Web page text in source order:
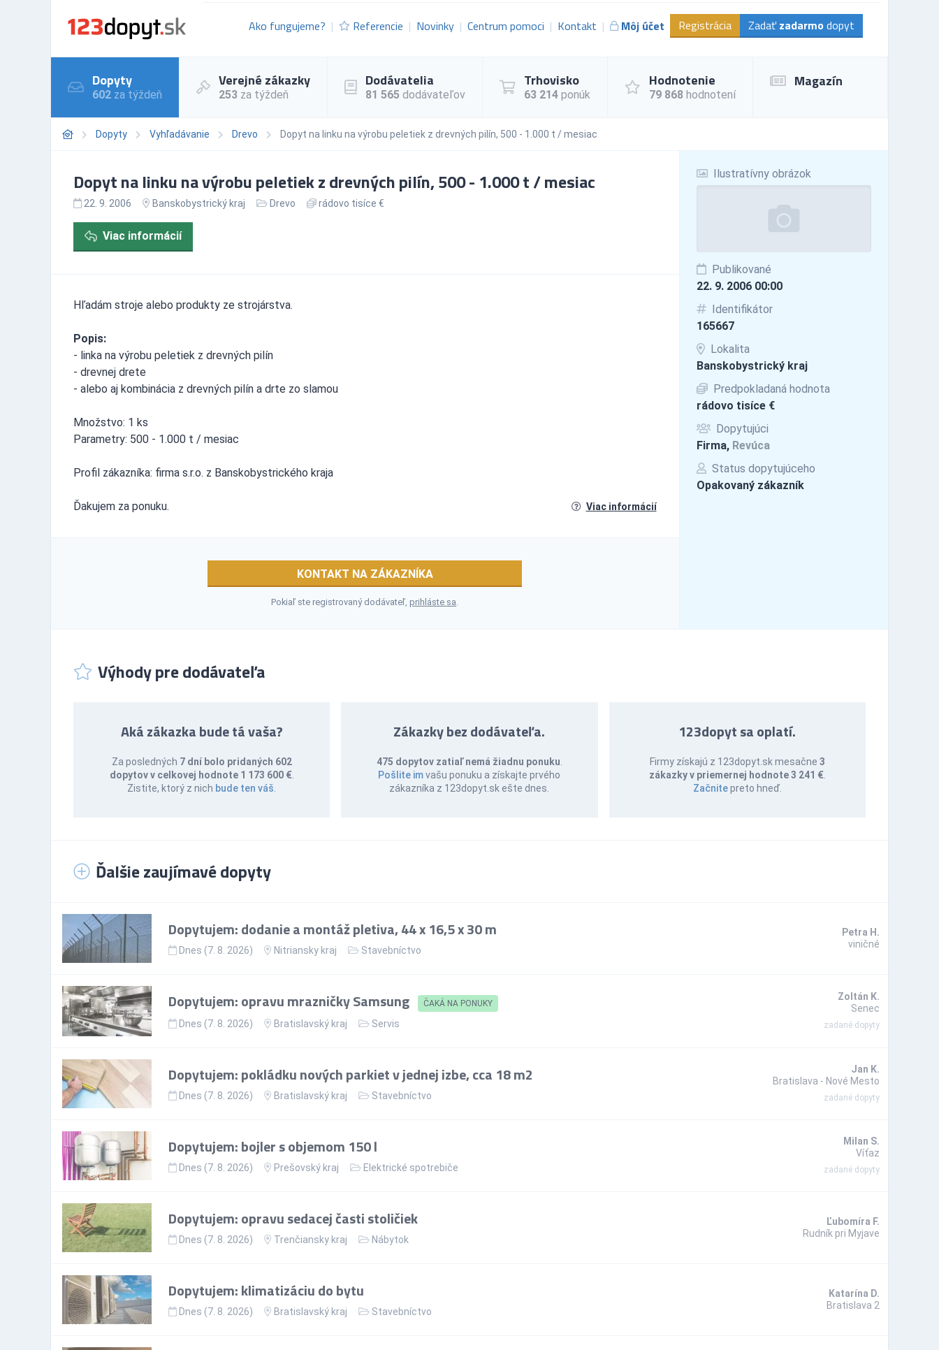
Ako fungujeme? Referencie Novinky Centrum pomoci Kontakt Môj účet Registrácia Zadať zadarmo dopyt
Dopyty
602 za týždeň
Verejné zákazky
253 za týždeň
Dodávatelia
81 565 dodávateľov
Trhovisko
63 214 ponúk
Hodnotenie
79 868 hodnotení
Magazín
Dopyty Vyhľadávanie Drevo Dopyt na linku na výrobu peletiek z drevných pilín, 500 - 1.000 t / mesiac
Ilustratívny obrázok
Publikované
22. 9. 2006 00:00
Identifikátor
165667
Lokalita
Banskobystrický kraj
Predpokladaná hodnota
rádovo tisíce €
Dopytujúci
Firma, Revúca
Status dopytujúceho
Opakovaný zákazník
Dopyt na linku na výrobu peletiek z drevných pilín, 500 - 1.000 t / mesiac
22. 9. 2006 Banskobystrický kraj Drevo rádovo tisíce €
Viac informácií
Hľadám stroje alebo produkty ze strojárstva.
Popis:
- linka na výrobu peletiek z drevných pilín
- drevnej drete
- alebo aj kombinácia z drevných pilín a drte zo slamou
Množstvo: 1 ks
Parametry: 500 - 1.000 t / mesiac
Profil zákazníka: firma s.r.o. z Banskobystrického kraja
Ďakujem za ponuku. Viac informácií
KONTAKT NA ZÁKAZNÍKA
Pokiaľ ste registrovaný dodávateľ,prihláste sa
Výhody pre dodávateľa
Aká zákazka bude tá vaša?
Za posledných 7 dní bolo pridaných 602
dopytov v celkovej hodnote 1 173 600 €.
Zistite, ktorý z nich bude ten váš
Zákazky bez dodávateľa.
475 dopytov zatiaľ nemá žiadnu ponuku
Pošlite imvašu ponuku a získajte prvého
zákazníka z 123dopyt.sk ešte dnes.
123dopyt sa oplatí.
Firmy získajú z 123dopyt.sk mesačne 3
zákazky v priemernej hodnote 3 241 €.
Začnitepreto hneď.
Ďalšie zaujímavé dopyty
Dopytujem: dodanie a montáž pletiva, 44 x 16,5 x 30 m
Dnes (7. 8. 2026) Nitriansky kraj Stavebníctvo
Petra H.
viničné
Dopytujem: opravu mrazničky Samsung ČAKÁ NA PONUKY
Dnes (7. 8. 2026) Bratislavský kraj Servis
Zoltán K.
Senec
zadané dopyty
Dopytujem: pokládku nových parkiet v jednej izbe, cca 18 m2
Dnes (7. 8. 2026) Bratislavský kraj Stavebníctvo
Jan K.
Bratislava - Nové Mesto
zadané dopyty
Dopytujem: bojler s objemom 150 l
Dnes (7. 8. 2026) Prešovský kraj Elektrické spotrebiče
Milan S.
Víťaz
zadané dopyty
Dopytujem: opravu sedacej časti stoličiek
Dnes (7. 8. 2026) Trenčiansky kraj Nábytok
Ľubomíra F.
Rudník pri Myjave
Dopytujem: klimatizáciu do bytu
Dnes (7. 8. 2026) Bratislavský kraj Stavebníctvo
Katarína D.
Bratislava 2